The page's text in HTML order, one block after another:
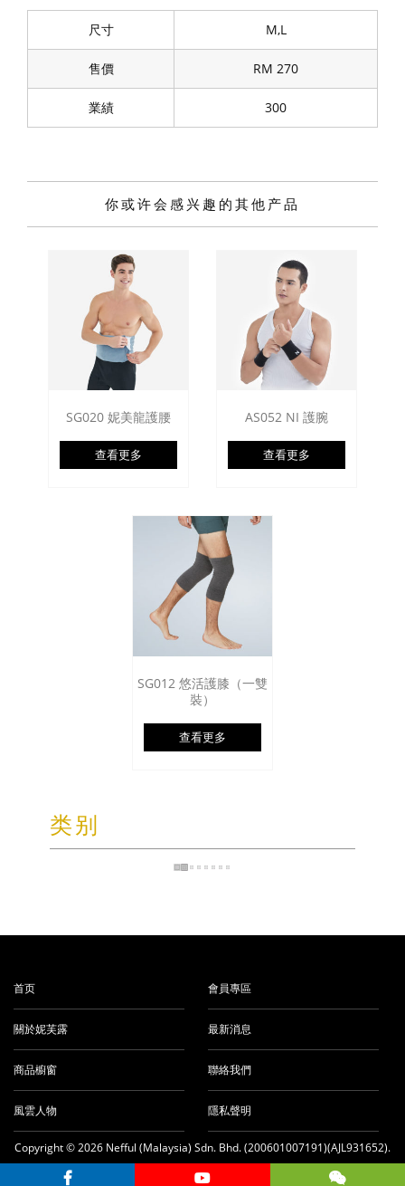
尺寸 M,L
售價 RM 270
業績 300
你或许会感兴趣的其他产品
SG020 妮美龍護腰
查看更多
AS052 NI 護腕
查看更多
SG012 悠活護膝（一雙
裝）
查看更多
类别
首页
關於妮芙露
商品櫥窗
風雲人物
會員專區
最新消息
聯絡我們
隱私聲明
Copyright © 2026 Nefful (Malaysia) Sdn. Bhd. (200601007191)(AJL931652).
All rights reserved.